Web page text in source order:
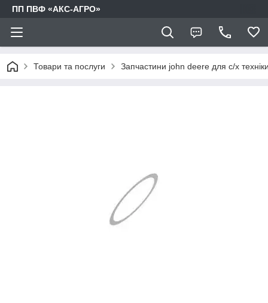
ПП ПВФ «АКС-АГРО»
Товари та послуги Запчастини john deere для с/х